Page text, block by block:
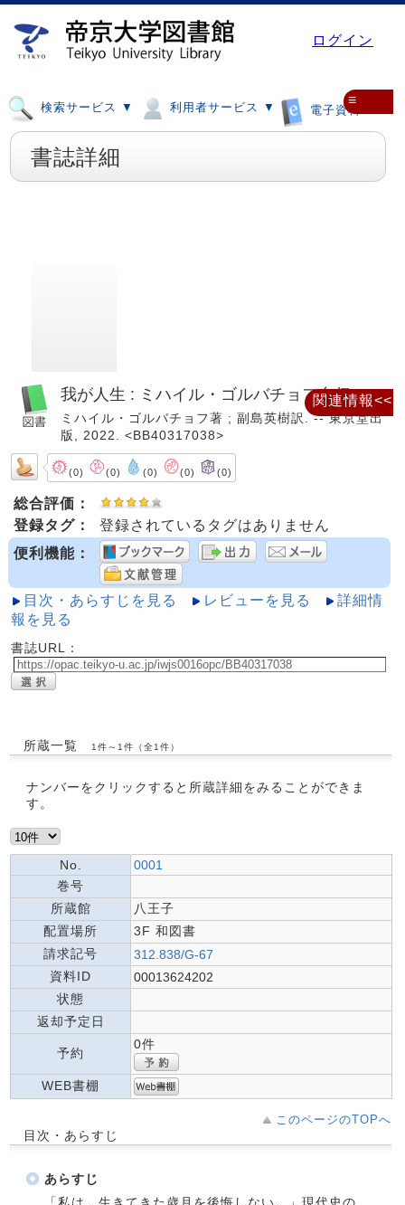
ログイン
検索サービス ▼ 利用者サービス ▼ 電子資料 ▼
≡
書誌詳細
我が人生 : ミハイル・ゴルバチョフ自伝
ミハイル・ゴルバチョフ著 ; 副島英樹訳. -- 東京堂出
版, 2022. <BB40317038>
(0) (0) (0) (0) (0)
総合評価：
登録タグ：
登録されているタグはありません
便利機能：
目次・あらすじを見る レビューを見る
詳細情
報を見る
書誌URL：
所蔵一覧 1件～1件（全1件）
ナンバーをクリックすると所蔵詳細をみることができま
す。
No.
0001
巻号
所蔵館
八王子
配置場所
3F 和図書
請求記号
312.838/G-67
資料ID
00013624202
状態
返却予定日
予約
0件
WEB書棚
このページのTOPへ
目次・あらすじ
あらすじ
関連情報<<